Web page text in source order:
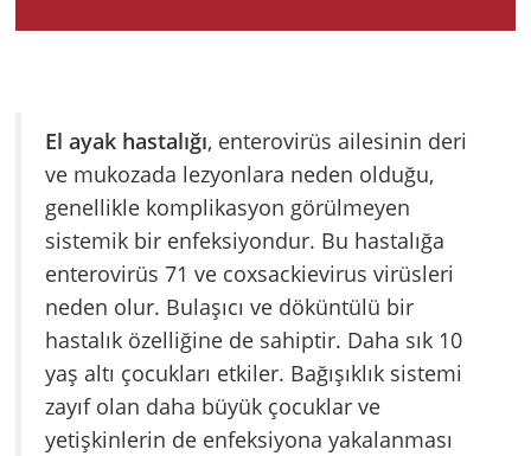
El ayak hastalığı, enterovirüs ailesinin deri
ve mukozada lezyonlara neden olduğu,
genellikle komplikasyon görülmeyen
sistemik bir enfeksiyondur. Bu hastalığa
enterovirüs 71 ve coxsackievirus virüsleri
neden olur. Bulaşıcı ve döküntülü bir
hastalık özelliğine de sahiptir. Daha sık 10
yaş altı çocukları etkiler. Bağışıklık sistemi
zayıf olan daha büyük çocuklar ve
yetişkinlerin de enfeksiyona yakalanması